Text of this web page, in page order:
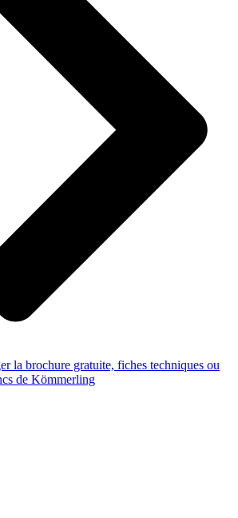
la brochure gratuite, fiches techniques ou
de Kömmerling